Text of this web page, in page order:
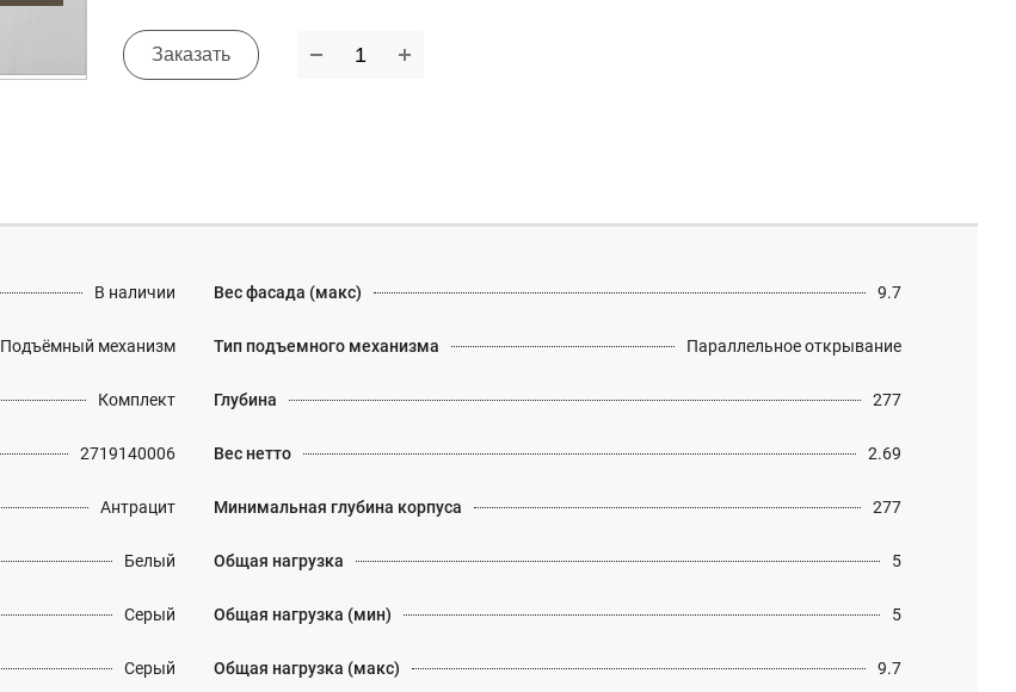
Заказать
В наличии
Подъёмный механизм
Комплект
2719140006
Антрацит
Белый
Серый
Серый
Вес фасада (макс) 9.7
Тип подъемного механизма Параллельное открывание
Глубина 277
Вес нетто 2.69
Минимальная глубина корпуса 277
Общая нагрузка 5
Общая нагрузка (мин) 5
Общая нагрузка (макс) 9.7